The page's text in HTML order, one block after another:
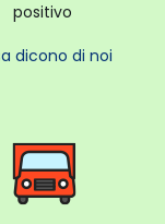
positivo
dicono di noi